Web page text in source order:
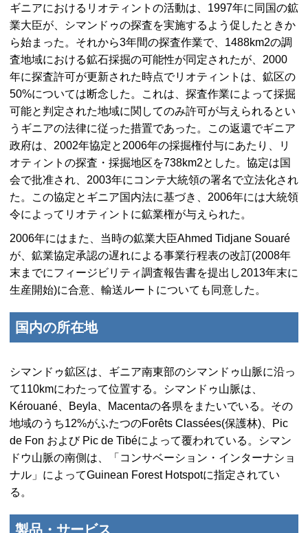
ギニアにおけるリオティントの活動は、1997年に同国の鉱
業大臣が、シマンドゥの探査を実施するよう促したときか
ら始まった。それから3年間の探査作業で、1488km2の調
査地域における鉱石採掘の可能性が同定されたが、2000
年に探査許可が更新された時点でリオティントは、鉱区の
50%については断念した。これは、探査作業によって採掘
可能と判定された地域に関してのみ許可が与えられるとい
うギニアの法律に従った措置であった。この返還でギニア
政府は、2002年協定と2006年の採掘権付与にあたり、リ
オティントの探査・採掘地区を738km2とした。協定は国
会で批准され、2003年にコンテ大統領の署名で立法化され
た。この協定とギニア国内法に基づき、2006年には大統領
令によってリオティントに鉱業権が与えられた。
2006年にはまた、当時の鉱業大臣Ahmed Tidjane Souaré
が、鉱業協定承認の遅れによる事業行程表の改訂(2008年
末までにフィージビリティ調査報告書を提出し2013年末に
生産開始)に合意、輸送ルートについても同意した。
国内の所在地
シマンドゥ鉱区は、ギニア南東部のシマンドゥ山脈に沿っ
て110kmにわたって位置する。シマンドゥ山脈は、
Kérouané、Beyla、Macentaの各県をまたいでいる。その
地域のうち12%がふたつのForêts Classées(保護林)、
Pic
de Fon および Pic de Tibéによって覆われている。シマン
ドウ山脈の南側は、「コンサベーション・インターナショ
ナル」によってGuinean Forest Hotspotに指定されてい
る。
製品・サービス